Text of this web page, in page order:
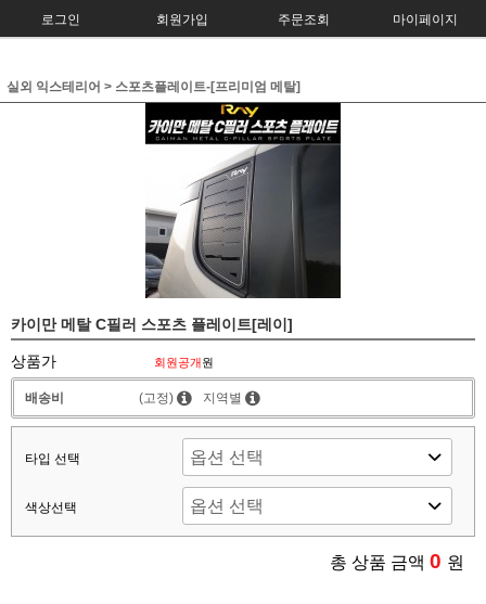
로그인 회원가입 주문조회 마이페이지
실외 익스테리어 > 스포츠플레이트-[프리미엄 메탈]
카이만 메탈 C필러 스포츠 플레이트[레이]
상품가 회원공개원
배송비 (고정) 지역별
타입 선택
색상선택
총 상품 금액 0 원